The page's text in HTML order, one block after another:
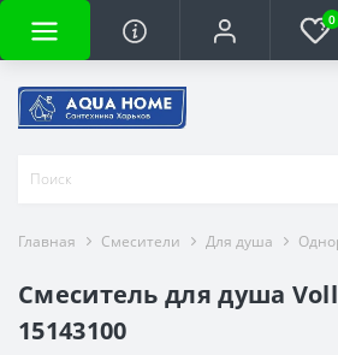
0
Главная Смесители Для душа
Смеситель для душа
15143100